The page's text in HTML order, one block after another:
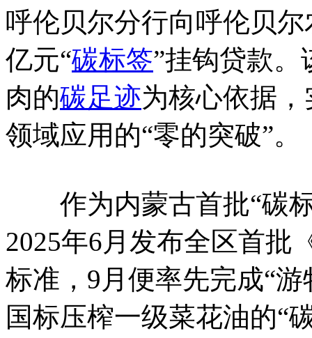
呼伦贝尔分行向呼伦贝
亿元“碳标签”挂钩贷款。
肉的碳足迹为核心依据
领域应用的“零的突破”。
作为内蒙古首批“碳
2025年6月发布全区首批
标准，9月便率先完成“
国标压榨一级菜花油的“